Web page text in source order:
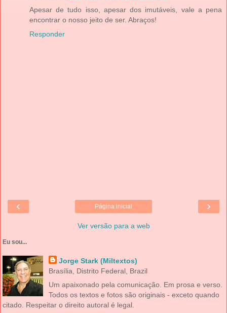
Apesar de tudo isso, apesar dos imutáveis, vale a pena
encontrar o nosso jeito de ser. Abraços!
Responder
‹ ›
Página inicial
Ver versão para a web
Eu sou...
Jorge Stark (Miltextos)
Brasília, Distrito Federal, Brazil
Um apaixonado pela comunicação. Em prosa e verso.
Todos os textos e fotos são originais - exceto quando
citado. Respeitar o direito autoral é legal.